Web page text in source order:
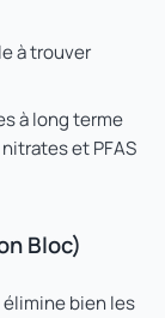
à trouver
à long terme
et PFAS
Bloc)
élimine bien les